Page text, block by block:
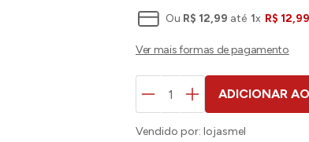
Ou R$ 12,99 até 1x R$ 12,99
ADICIONAR
Vendido por: lojasmel